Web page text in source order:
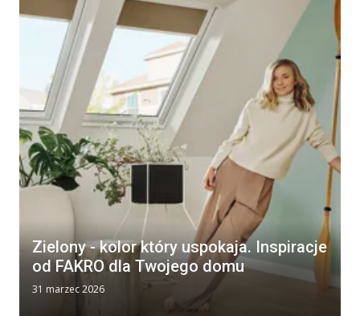
Zielony - kolor który uspokaja. Inspiracje
od FAKRO dla Twojego domu
31 marzec 2026